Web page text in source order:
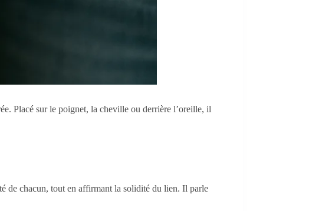
Placé sur le poignet, la cheville ou derrière l’oreille, il
de chacun, tout en affirmant la solidité du lien. Il parle